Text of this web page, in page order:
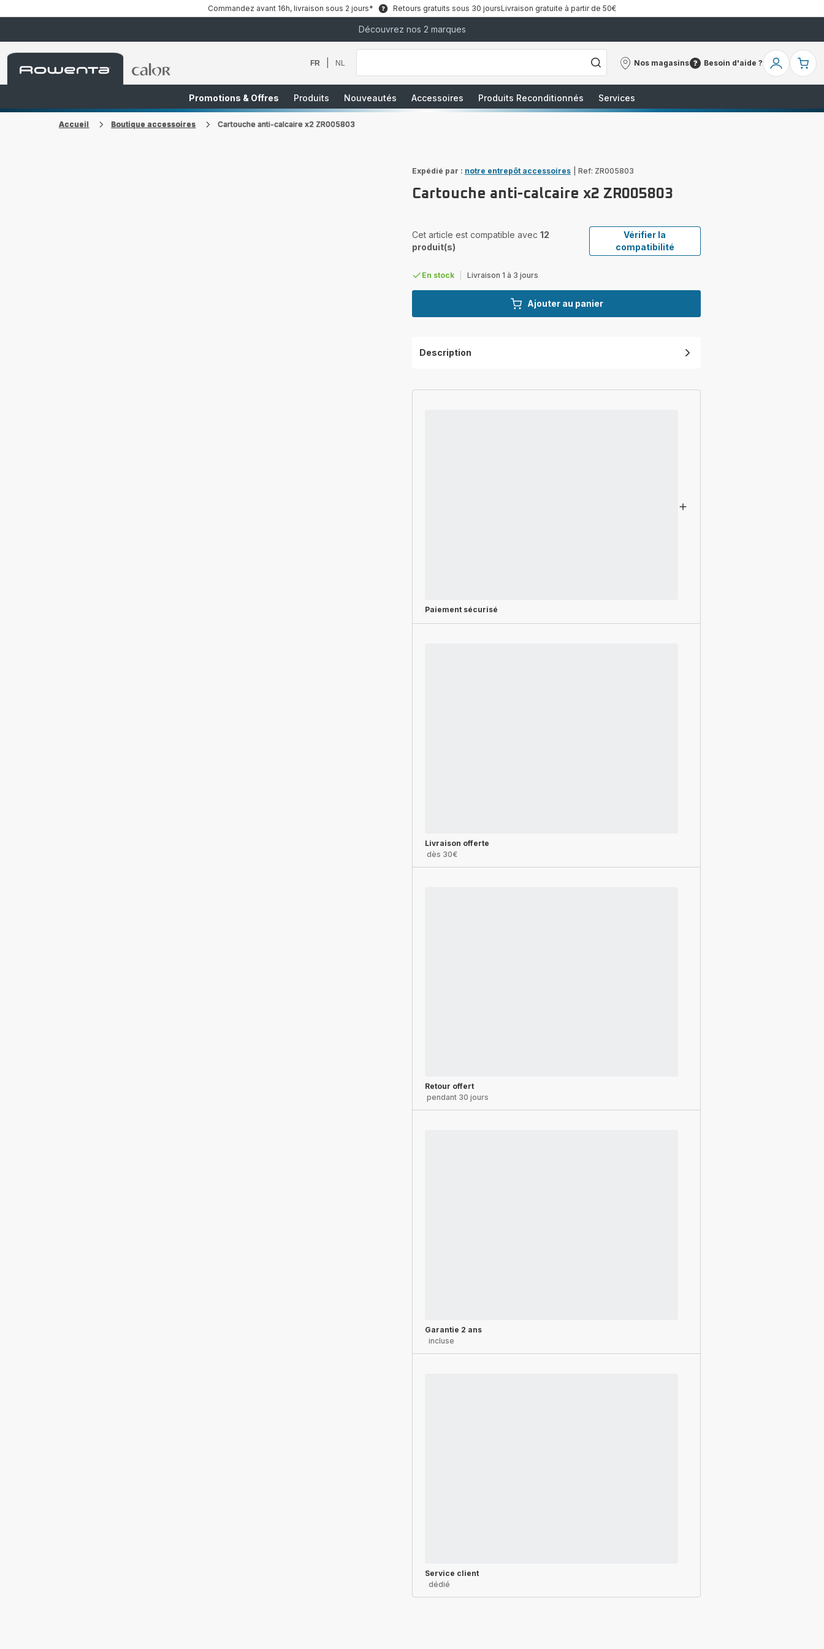
Commandez avant 16h, livraison sous 2 jours* Retours gratuits sous 30 joursLivraison gratuite à partir de 50€
Découvrez nos 2 marques
Accueil
Rowenta
Accueil
FR NL
Que
recherchez-
Nos magasins
Nos
Besoin d'aide ?
Besoin
Mon
Promotions & Offres
Produits Nouveautés Accessoires Produits Reconditionnés Services
Accueil Boutique accessoires Cartouche anti-calcaire x2 ZR005803
Expédié par : notre entrepôt accessoires Ref: ZR005803
Cartouche anti-calcaire x2 ZR005803
Cet article est compatible avec 12
produit(s)
Vérifier la
compatibilité
En stock Livraison 1 à 3 jours
Ajouter au panier
Description
Paiement sécurisé
Livraison offerte
dès 30€
Retour offert
pendant 30 jours
Garantie 2 ans
incluse
Service client
dédié